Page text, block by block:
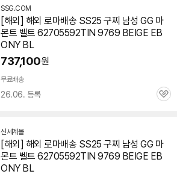
SSG.COM
[해외] 해외 로마배송 SS25 구찌 남성 GG 마
몬트 벨트 62705592TIN 9769 BEIGE EB
ONY BL
737,100원
무료배송
26.06. 등록
관
신세계몰
[해외] 해외 로마배송 SS25 구찌 남성 GG 마
몬트 벨트 62705592TIN 9769 BEIGE EB
ONY BL